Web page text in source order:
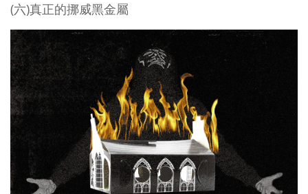
(六)真正的挪威黑金屬